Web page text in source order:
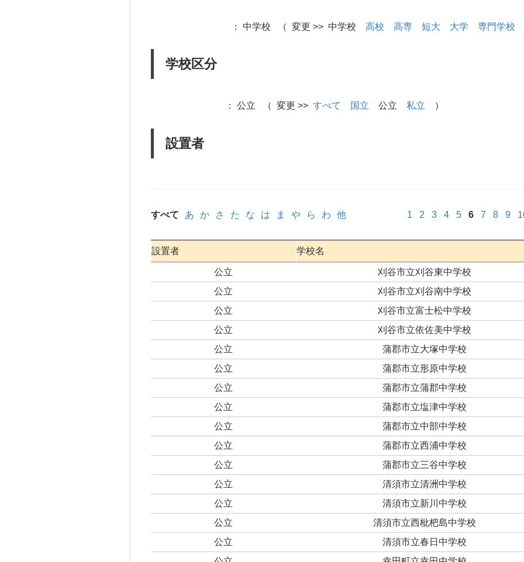
学校区分
： 中学校 （ 変更 >> 中学校 高校 高専 短大 大学 専門学校
設置者
： 公立 （ 変更 >> すべて 国立 公立 私立 ）
すべて あ か さ た な は ま や ら わ 他 1 2 3 4 5 6 7 8 9
設置者 学校名
公立
刈谷市立刈谷東中学校
公立
刈谷市立刈谷南中学校
公立
刈谷市立富士松中学校
公立
刈谷市立依佐美中学校
公立
蒲郡市立大塚中学校
公立
蒲郡市立形原中学校
公立
蒲郡市立蒲郡中学校
公立
蒲郡市立塩津中学校
公立
蒲郡市立中部中学校
公立
蒲郡市立西浦中学校
公立
蒲郡市立三谷中学校
公立
清須市立清洲中学校
公立
清須市立新川中学校
公立
清須市立西枇杷島中学校
公立
清須市立春日中学校